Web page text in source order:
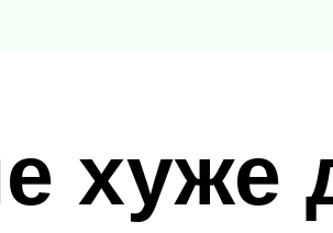
хуже